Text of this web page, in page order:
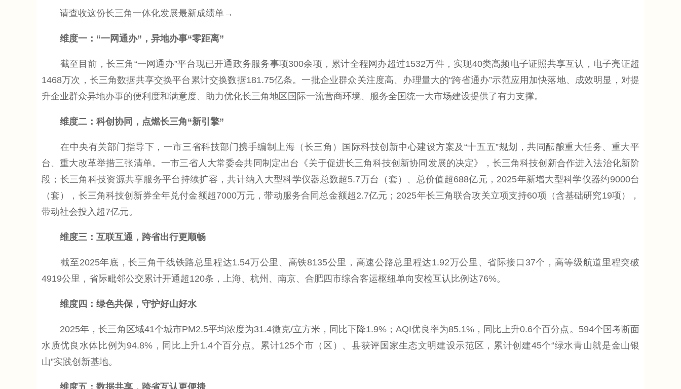
请查收这份长三角一体化发展最新成绩单→
维度一：“一网通办”，异地办事“零距离”
截至目前，长三角“一网通办”平台现已开通政务服务事项300余项，累计全程网办超过1532万件，实现40类高频电子证照共享互认，电子亮证超
1468万次，长三角数据共享交换平台累计交换数据181.75亿条。一批企业群众关注度高、办理量大的“跨省通办”示范应用加快落地、成效明显，对提
升企业群众异地办事的便利度和满意度、助力优化长三角地区国际一流营商环境、服务全国统一大市场建设提供了有力支撑。
维度二：科创协同，点燃长三角“新引擎”
在中央有关部门指导下，一市三省科技部门携手编制上海（长三角）国际科技创新中心建设方案及“十五五”规划，共同酝酿重大任务、重大平
台、重大改革举措三张清单。一市三省人大常委会共同制定出台《关于促进长三角科技创新协同发展的决定》，长三角科技创新合作进入法治化新阶
段；长三角科技资源共享服务平台持续扩容，共计纳入大型科学仪器总数超5.7万台（套）、总价值超688亿元，2025年新增大型科学仪器约9000台
（套），长三角科技创新券全年兑付金额超7000万元，带动服务合同总金额超2.7亿元；2025年长三角联合攻关立项支持60项（含基础研究19项），
带动社会投入超7亿元。
维度三：互联互通，跨省出行更顺畅
截至2025年底，长三角干线铁路总里程达1.54万公里、高铁8135公里，高速公路总里程达1.92万公里、省际接口37个，高等级航道里程突破
4919公里，省际毗邻公交累计开通超120条，上海、杭州、南京、合肥四市综合客运枢纽单向安检互认比例达76%。
维度四：绿色共保，守护好山好水
2025年，长三角区域41个城市PM2.5平均浓度为31.4微克/立方米，同比下降1.9%；AQI优良率为85.1%，同比上升0.6个百分点。594个国考断面
水质优良水体比例为94.8%，同比上升1.4个百分点。累计125个市（区）、县获评国家生态文明建设示范区，累计创建45个“绿水青山就是金山银
山”实践创新基地。
维度五：数据共享，跨省互认更便捷